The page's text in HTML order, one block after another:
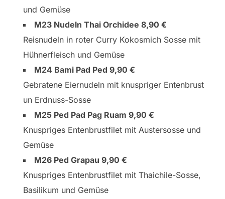
und Gemüse
M23 Nudeln Thai Orchidee 8,90 €
Reisnudeln in roter Curry Kokosmich Sosse mit
Hühnerfleisch und Gemüse
M24 Bami Pad Ped 9,90 €
Gebratene Eiernudeln mit knuspriger Entenbrust
un Erdnuss-Sosse
M25 Ped Pad Pag Ruam 9,90 €
Knuspriges Entenbrustfilet mit Austersosse und
Gemüse
M26 Ped Grapau 9,90 €
Knuspriges Entenbrustfilet mit Thaichile-Sosse,
Basilikum und Gemüse